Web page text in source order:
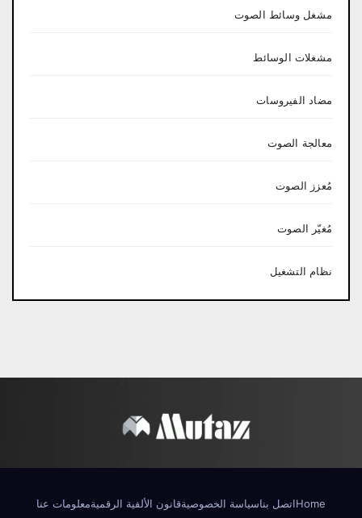
مشغل وسائط الصوت
مشغلات الوسائط
مضاد الفيروسات
معالجة الصوت
مُعزز الصوت
مُغيّر الصوت
نظام التشغيل
Homeاتصل بناسياسة الخصوصيةقانون الألفية الرقميةمعلومات عنا